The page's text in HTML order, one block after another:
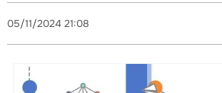
05/11/2024 21:08